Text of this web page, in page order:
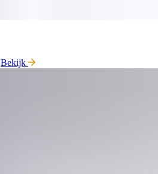
Bekijk